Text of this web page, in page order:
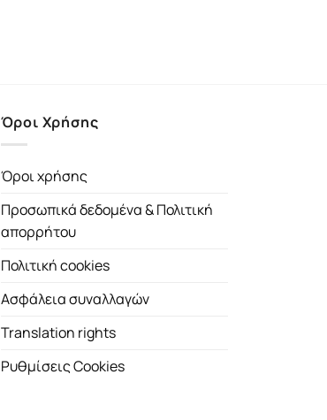
Όροι Χρήσης
Όροι χρήσης
Προσωπικά δεδομένα & Πολιτική
απορρήτου
Πολιτική cookies
Ασφάλεια συναλλαγών
Translation rights
Ρυθμίσεις Cookies